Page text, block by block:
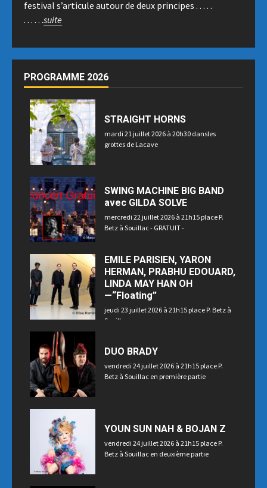
festival s’articule autour de deux principes . . . . .
. . . . . .suite
PROGRAMME 2026
STRAIGHT HORNS
mardi 21 juillet 2026 à 20h30 dansles
grottes de Lacave
SWING MACHINE BIG BAND
avec GILDA SOLVE
mercredi 22 juillet 2026 à 21h15 place P.
Betz à Souillac - GRATUIT -
EMILE PARISIEN, YARON
HERMAN, PRABHU EDOUARD,
LINDA MAY HAN OH
—“Floating”
jeudi 23 juillet 2026 à 21h15 place P. Betz à
Souillac
DUO BRADY
vendredi 24 juillet 2026 à 21h15 place P.
Betz à Souillac en première partie
YOUN SUN NAH & BOJAN Z
vendredi 24 juillet 2026 à 21h15 place P.
Betz à Souillac en deuxième partie